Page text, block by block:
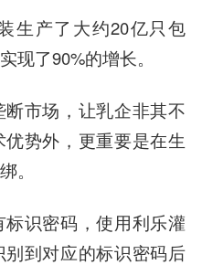
生产了大约20亿只包
现了90%的增长。
市场，让乳企非其不
势外，更重要是在生
。
识密码，使用利乐灌
到对应的标识密码后